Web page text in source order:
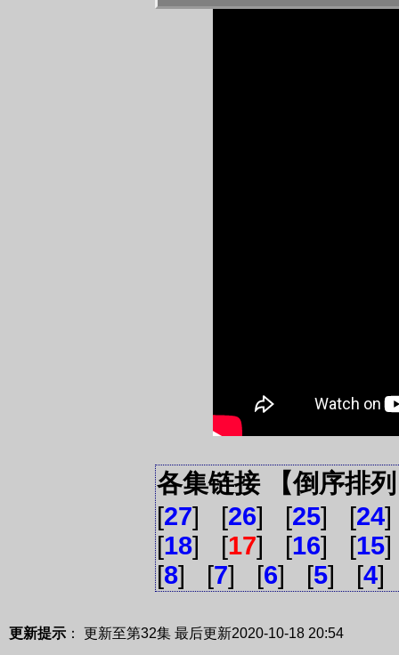
各集链接 【倒序排
[27] [26] [25] [24
[18] [17] [16] [15
[8] [7] [6] [5] [4]
更新提示 ： 更新至第32集 最后更新2020-10-18 20:54